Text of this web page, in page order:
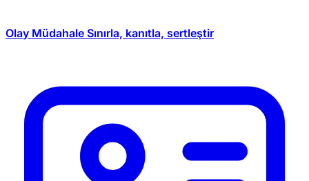
Olay Müdahale Sınırla, kanıtla, sertleştir